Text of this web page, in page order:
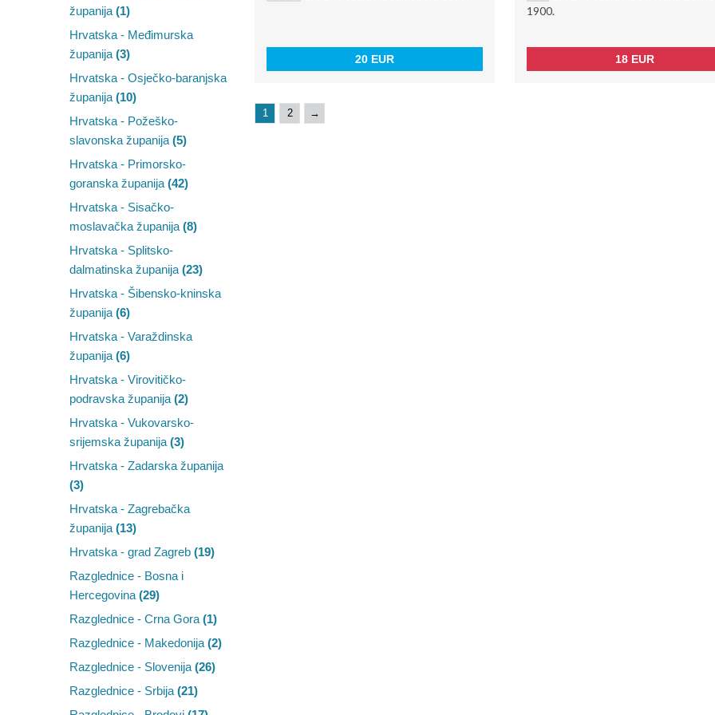
županija (1)
Hrvatska - Međimurska
županija (3)
Hrvatska - Osječko-baranjska
županija (10)
Hrvatska - Požeško-
slavonska županija (5)
Hrvatska - Primorsko-
goranska županija (42)
Hrvatska - Sisačko-
moslavačka županija (8)
Hrvatska - Splitsko-
dalmatinska županija (23)
Hrvatska - Šibensko-kninska
županija (6)
Hrvatska - Varaždinska
županija (6)
Hrvatska - Virovitičko-
podravska županija (2)
Hrvatska - Vukovarsko-
srijemska županija (3)
Hrvatska - Zadarska županija
(3)
Hrvatska - Zagrebačka
županija (13)
Hrvatska - grad Zagreb (19)
Razglednice - Bosna i
Hercegovina (29)
Razglednice - Crna Gora (1)
Razglednice - Makedonija (2)
Razglednice - Slovenija (26)
Razglednice - Srbija (21)
20 EUR
1900.
18 EUR
1 2 →